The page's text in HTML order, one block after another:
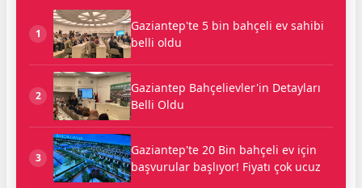
1
Gaziantep'te 5 bin bahçeli ev sahibi
belli oldu
2
Gaziantep Bahçelievler'in Detayları
Belli Oldu
3
Gaziantep'te 20 Bin bahçeli ev için
başvurular başlıyor! Fiyatı çok ucuz